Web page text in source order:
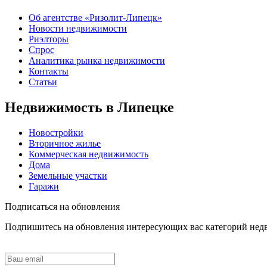
Об агентстве «Ризолит-Липецк»
Новости недвижимости
Риэлторы
Спрос
Аналитика рынка недвижимости
Контакты
Статьи
Недвижимость в Липецке
Новостройки
Вторичное жилье
Коммерческая недвижимость
Дома
Земельные участки
Гаражи
Подписаться на обновления
Подпишитесь на обновления интересующих вас категорий